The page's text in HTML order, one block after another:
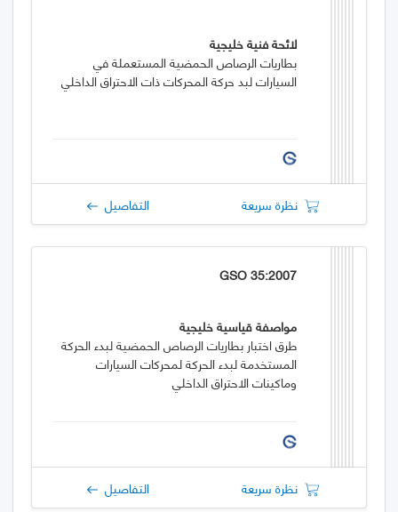
لائحة فنية خليجية
بطاريات الرصاص الحمضية المستعملة في
السيارات لبد حركة المحركات ذات الاحتراق الداخلي
نظرة سريعة التفاصيل
GSO 35:2007
مواصفة قياسية خليجية
طرق اختبار بطاريات الرصاص الحمضية لبدء الحركة
المستخدمة لبدء الحركة لمحركات السيارات
وماكينات الاحتراق الداخلي
نظرة سريعة التفاصيل